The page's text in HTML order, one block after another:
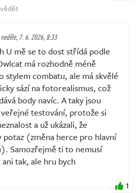
neděle, 7. 6. 2026, 8:33
U mě se to dost střídá podle
má rozhodně méně
stylem combatu, ale má skvělé
sází na fotorealismus, což
body navíc. A taky jsou
testování, protože si
a už ukázali, že
potaz (změna herce pro hlavní
Samozřejmě ti to nemusí
tak, ale hru bych
1